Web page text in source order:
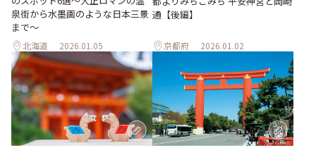
泉街から水墨画のような日本三景
まで〜
北海道 2026.01.05
通【後編】
京都府 2026.01.02